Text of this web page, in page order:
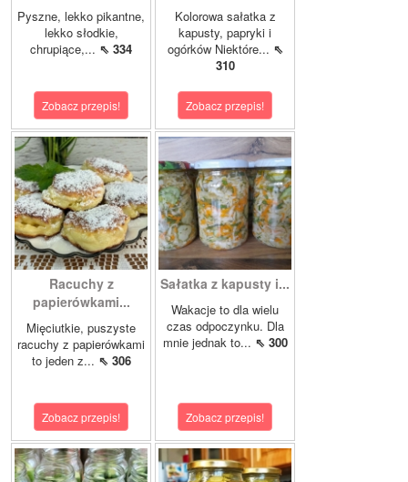
Pyszne, lekko pikantne,
lekko słodkie,
chrupiące,... ⇖ 334
Zobacz przepis!
Kolorowa sałatka z
kapusty, papryki i
ogórków Niektóre... ⇖
310
Zobacz przepis!
Racuchy z
papierówkami...
Mięciutkie, puszyste
racuchy z papierówkami
to jeden z... ⇖ 306
Zobacz przepis!
Sałatka z kapusty i...
Wakacje to dla wielu
czas odpoczynku. Dla
mnie jednak to... ⇖ 300
Zobacz przepis!